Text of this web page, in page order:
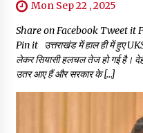
Mon Sep 22 , 2025
Share on Facebook Tweet it
Pin it उत्तराखंड में हाल ही में हुए
लेकर सियासी हलचल तेज हो गई है।
उतर आए हैं और सरकार के […]